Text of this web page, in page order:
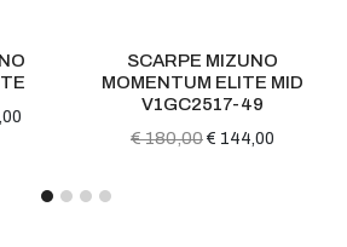
SCARPE MIZUNO
MOMENTUM ELITE MID
V1GC2517-49
€ 144,00
SCARPE